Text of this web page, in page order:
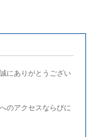
にありがとうござい
のアクセスならびに